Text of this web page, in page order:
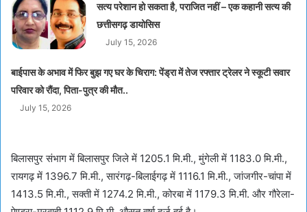
सत्य परेशान हो सकता है, पराजित नहीं – एक कहानी सत्य की
छत्तीसगढ़ डायोसिस
July 15, 2026
बाईपास के अभाव में फिर बुझ गए घर के चिराग: पेंड्रा में तेज रफ्तार ट्रेलर ने स्कूटी सवार
परिवार को रौंदा, पिता-पुत्र की मौत..
July 15, 2026
बिलासपुर संभाग में बिलासपुर जिले में 1205.1 मि.मी., मुंगेली में 1183.0 मि.मी.,
रायगढ़ में 1396.7 मि.मी., सारंगढ़-बिलाईगढ़ में 1116.1 मि.मी., जांजगीर-चांपा में
1413.5 मि.मी., सक्ती में 1274.2 मि.मी., कोरबा में 1179.3 मि.मी. और गौरेला-